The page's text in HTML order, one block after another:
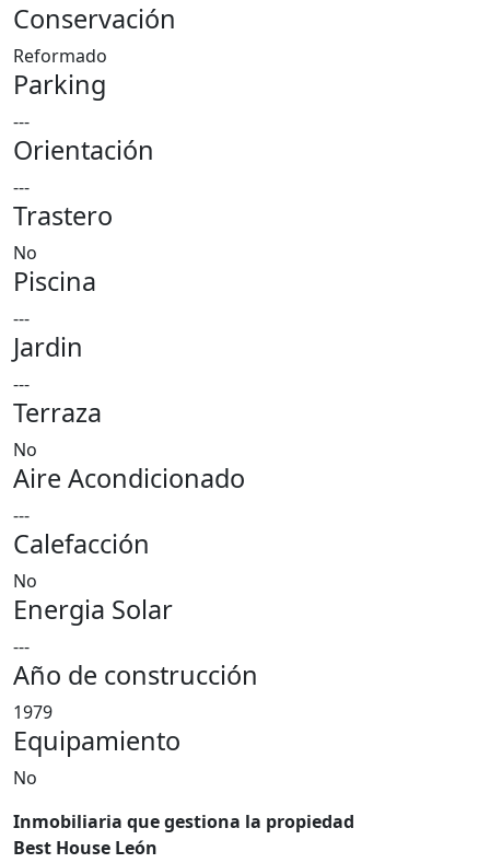
Conservación
Reformado
Parking
---
Orientación
---
Trastero
No
Piscina
---
Jardin
---
Terraza
No
Aire Acondicionado
---
Calefacción
No
Energia Solar
---
Año de construcción
1979
Equipamiento
No
Inmobiliaria que gestiona la propiedad
Best House León